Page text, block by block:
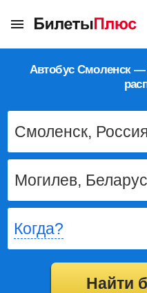
Автобус Смоленск
Когда?
Найти